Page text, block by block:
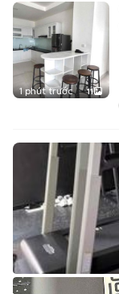
1 phút trước 11